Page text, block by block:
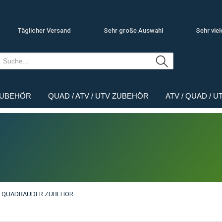
Täglicher Versand Sehr große Auswahl Sehr
QUAD / ATV / UTV ZUBEHÖR ATV / QUAD /
ZUBEHÖR